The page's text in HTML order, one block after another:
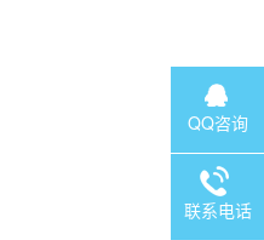
QQ咨询
联系电话